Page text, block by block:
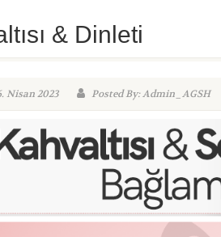
& Dinleti
Nisan 2023 Posted By: Admin_AGSH